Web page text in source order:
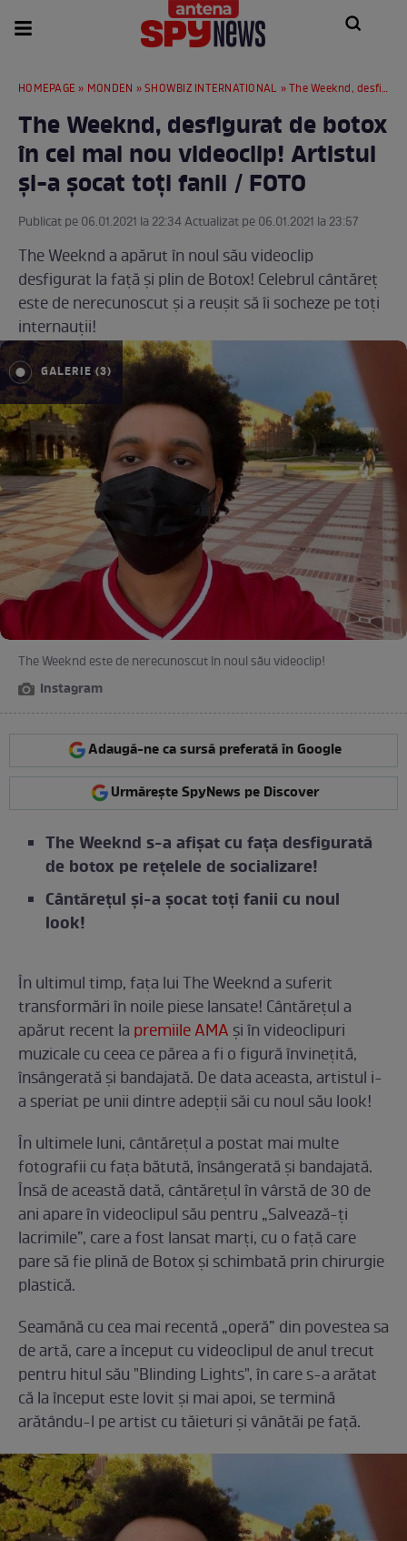
HOMEPAGE » MONDEN »SHOWBIZ INTERNATIONAL » The Weeknd, desfigurat de botox în cel mai nou videoclip! Artistul și-a șocat toți fanii / FOTO
The Weeknd, desfigurat de botox
în cel mai nou videoclip! Artistul
și-a șocat toți fanii / FOTO
Publicat pe 06.01.2021 la 22:34 Actualizat pe 06.01.2021 la 23:57
The Weeknd a apărut în noul său videoclip
desfigurat la față și plin de Botox! Celebrul cântăreț
este de nerecunoscut și a reușit să îi socheze pe toți
internauții!
GALERIE (3)
The Weeknd este de nerecunoscut în noul său videoclip!
Instagram
Adaugă-ne ca sursă preferată în Google
Urmărește SpyNews pe Discover
The Weeknd s-a afișat cu fața desfigurată
de botox pe rețelele de socializare!
Cântărețul și-a șocat toți fanii cu noul
look!
În ultimul timp, fața lui The Weeknd a suferit
transformări în noile piese lansate! Cântărețul a
apărut recent la premiile AMA și în videoclipuri
muzicale cu ceea ce părea a fi o figură învinețită,
însângerată și bandajată. De data aceasta, artistul i-
a speriat pe unii dintre adepții săi cu noul său look!
În ultimele luni, cântărețul a postat mai multe
fotografii cu fața bătută, însângerată și bandajată.
Însă de această dată, cântărețul în vârstă de 30 de
ani apare în videoclipul său pentru „Salvează-ți
lacrimile”, care a fost lansat marți, cu o față care
pare să fie plină de Botox și schimbată prin chirurgie
plastică.
Seamănă cu cea mai recentă „operă” din povestea sa
de artă, care a început cu videoclipul de anul trecut
pentru hitul său "Blinding Lights", în care s-a arătat
că la început este lovit și mai apoi, se termină
arătându-l pe artist cu tăieturi și vânătăi pe față.